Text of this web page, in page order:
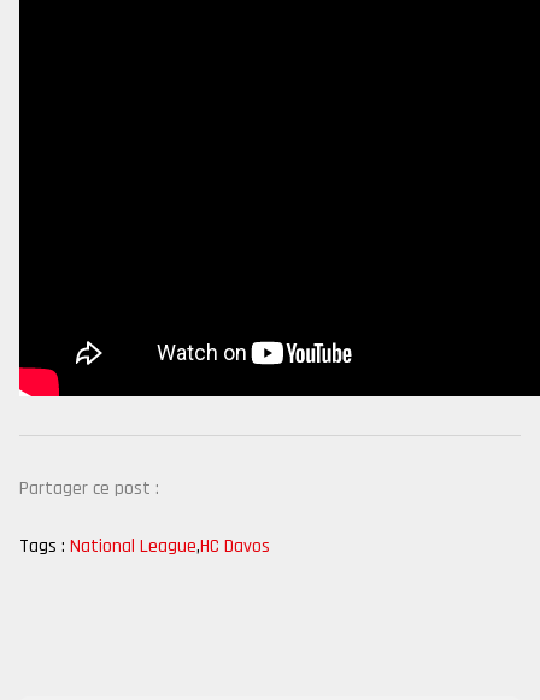
Partager ce post :
Tags : National League,HC Davos